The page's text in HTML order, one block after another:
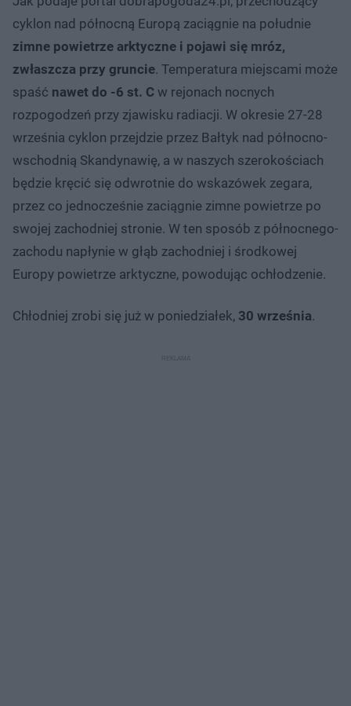
cyklon nad północną Europą zaciągnie na południe
zimne powietrze arktyczne i pojawi się mróz,
zwłaszcza przy gruncie. Temperatura miejscami może
spaść nawet do -6 st. C w rejonach nocnych
rozpogodzeń przy zjawisku radiacji. W okresie 27-28
września cyklon przejdzie przez Bałtyk nad północno-
wschodnią Skandynawię, a w naszych szerokościach
będzie kręcić się odwrotnie do wskazówek zegara,
przez co jednocześnie zaciągnie zimne powietrze po
swojej zachodniej stronie. W ten sposób z północnego-
zachodu napłynie w głąb zachodniej i środkowej
Europy powietrze arktyczne, powodując ochłodzenie.
Chłodniej zrobi się już w poniedziałek, 30 września.